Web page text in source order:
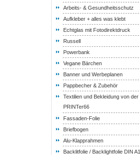
Arbeits- & Gesundheitsschutz
Aufkleber + alles was klebt
Echtglas mit Fotodirektdruck
Russell
Powerbank
Vegane Bärchen
Banner und Werbeplanen
Pappbecher & Zubehör
Textilien und Bekleidung von der
PRINTer66
Fassaden-Folie
Briefbogen
Alu-Klapprahmen
Backlitfolie / Backlightfolie DIN A1